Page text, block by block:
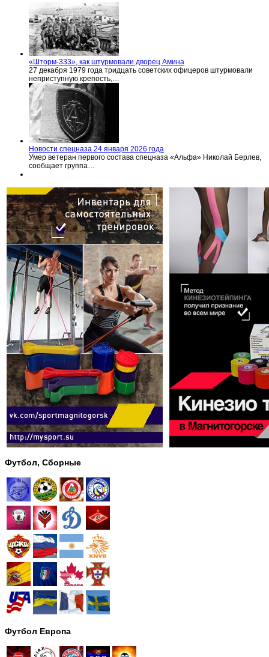
«Шторм-333», как штурмовали дворец Амина
27 декабря 1979 года тридцать советских офицеров штурмовали
неприступную крепость,…
Новости спецназа 24 января 2026 года
Умер ветеран первого состава спецназа «Альфа» Николай Берлев,
сообщает группа…
Футбол, Сборные
Футбол Европа